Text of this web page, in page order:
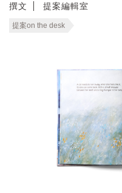
撰文 提案編輯室
提案on the desk